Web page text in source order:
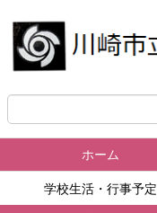
ホーム
学校生活・行事予定